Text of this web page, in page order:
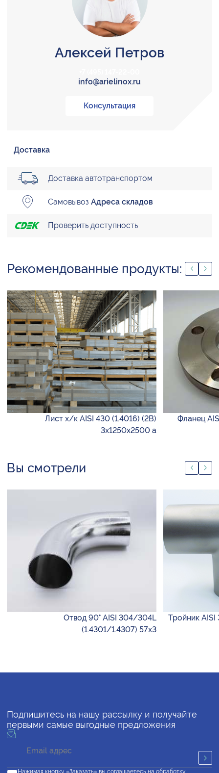
Алексей Петров
info@arielinox.ru
Консультация
Доставка
Доставка автотранспортом
Самовывоз Адреса складов
Проверить доступность
Рекомендованные продукты:
Лист х/к AISI 430 (1.4016) (2B)
3х1250х2500 а
Фланец
Вы смотрели
Отвод 90° AISI 304/304L
(1.4301/1.4307) 57х3
Тройник
Подпишитесь на нашу рассылку и получайте
первыми самые выгодные предложения
Нажимая кнопку «Заказать» вы соглашаетесь на обработку